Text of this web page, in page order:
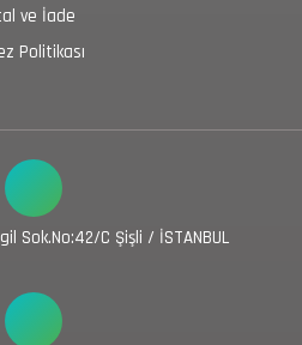
ve İade
Politikası
Sok.No:42/C Şişli / İSTANBUL